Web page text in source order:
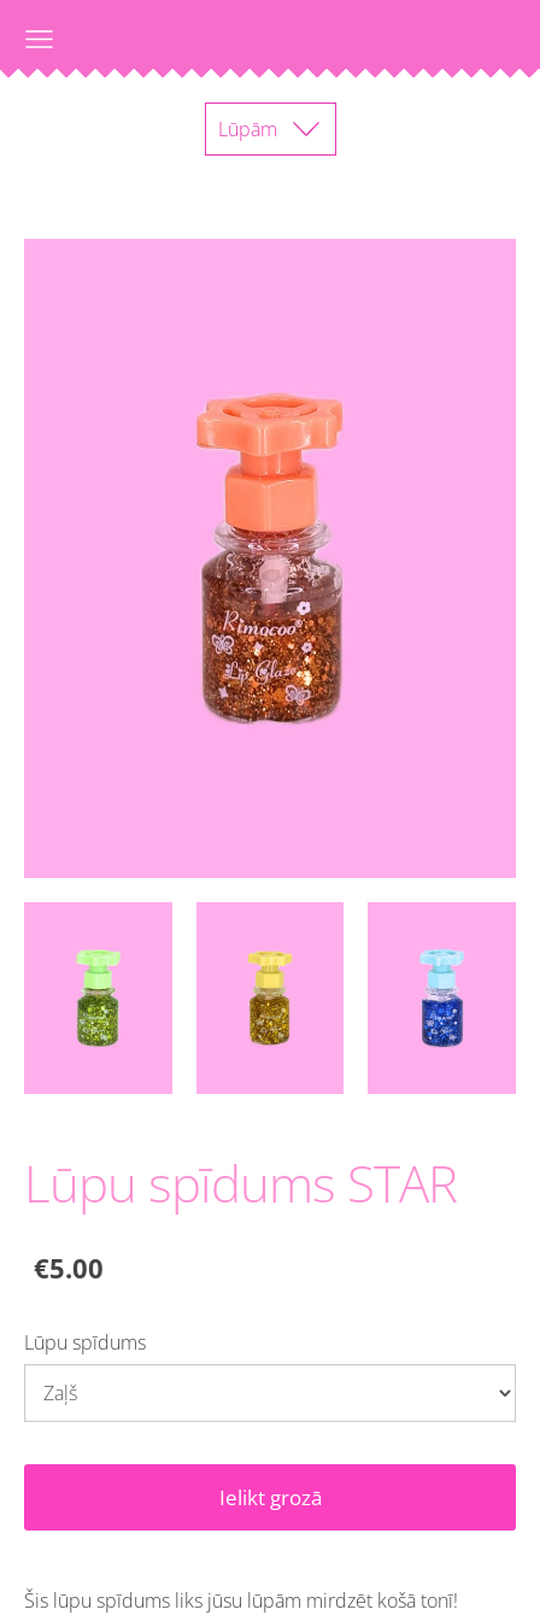
Lūpām
Lūpu spīdums STAR
€5.00
Lūpu spīdums
Ielikt grozā
Šis lūpu spīdums liks jūsu lūpām mirdzēt košā tonī!